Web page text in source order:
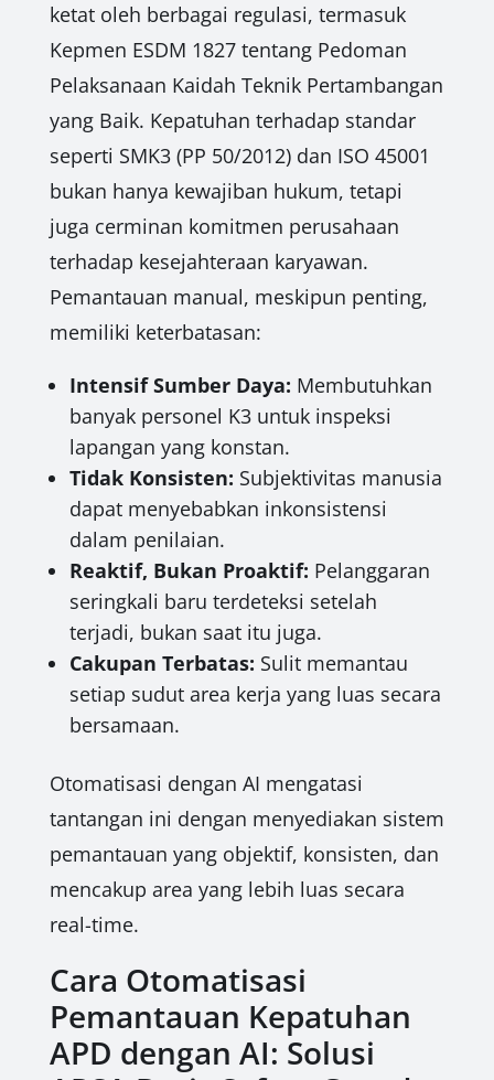
ketat oleh berbagai regulasi, termasuk
Kepmen ESDM 1827 tentang Pedoman
Pelaksanaan Kaidah Teknik Pertambangan
yang Baik. Kepatuhan terhadap standar
seperti SMK3 (PP 50/2012) dan ISO 45001
bukan hanya kewajiban hukum, tetapi
juga cerminan komitmen perusahaan
terhadap kesejahteraan karyawan.
Pemantauan manual, meskipun penting,
memiliki keterbatasan:
Intensif Sumber Daya: Membutuhkan
banyak personel K3 untuk inspeksi
lapangan yang konstan.
Tidak Konsisten: Subjektivitas manusia
dapat menyebabkan inkonsistensi
dalam penilaian.
Reaktif, Bukan Proaktif: Pelanggaran
seringkali baru terdeteksi setelah
terjadi, bukan saat itu juga.
Cakupan Terbatas: Sulit memantau
setiap sudut area kerja yang luas secara
bersamaan.
Otomatisasi dengan AI mengatasi
tantangan ini dengan menyediakan sistem
pemantauan yang objektif, konsisten, dan
mencakup area yang lebih luas secara
real-time.
Cara Otomatisasi
Pemantauan Kepatuhan
APD dengan AI: Solusi